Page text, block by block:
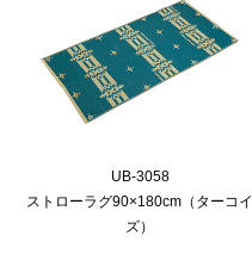
UB-3058
ストローラグ90×180cm（ターコイ
ズ）